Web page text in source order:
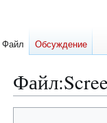
Файл:
Файл Обсуждение